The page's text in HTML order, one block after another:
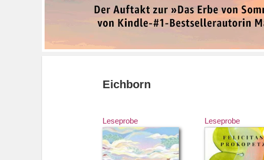
Eichborn
Leseprobe Leseprobe